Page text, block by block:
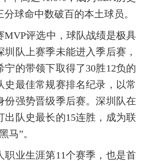
分球命中数破百的本土球员。
MVP评选中，球队战绩是极具
圳队上赛季未能进入季后赛，
宁的带领下取得了30胜12负的
史最佳常规赛排名纪录，以常
份强势晋级季后赛。深圳队在
出队史最长的15连胜，成为联
马”。
职业生涯第11个赛季，也是首